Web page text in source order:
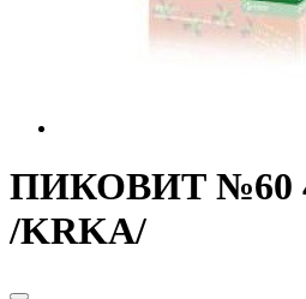
ПИКОВИТ №60
/KRKA/